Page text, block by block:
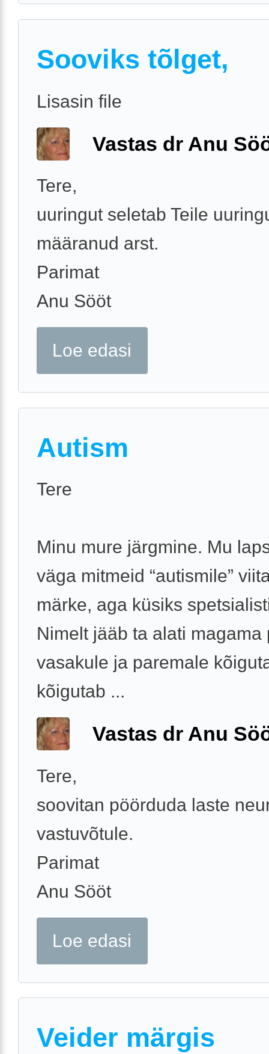
Sooviks tõlget,
Lisasin file
Vastas dr Anu
Tere,
uuringut seletab Teile
määranud arst.
Parimat
Anu Sööt
Loe edasi
Autism
Tere
Minu mure järgmine. Mu
väga mitmeid “autismile”
märke, aga küsiks
Nimelt jääb ta alati magama
vasakule ja paremale
kõigutab ...
Vastas dr Anu
Tere,
soovitan pöörduda laste
vastuvõtule.
Parimat
Anu Sööt
Loe edasi
Veider märgis